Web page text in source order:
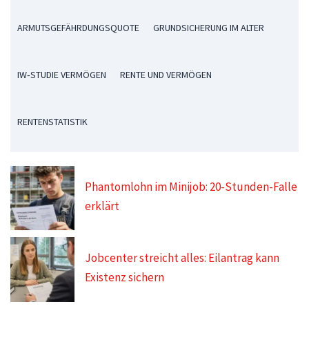
ARMUTSGEFÄHRDUNGSQUOTE GRUNDSICHERUNG IM ALTER
IW‑STUDIE VERMÖGEN RENTE UND VERMÖGEN
RENTENSTATISTIK
Phantomlohn im Minijob: 20-Stunden-Falle
erklärt
Jobcenter streicht alles: Eilantrag kann
Existenz sichern